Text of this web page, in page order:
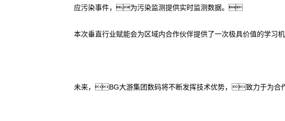
应污染事件，为污染监测提供实时监测数据。
本次垂直行业赋能会为区域内合作伙伴提供了一次极具价值的
未来，BG大游集团数码将不断发挥技术优势，致力于为